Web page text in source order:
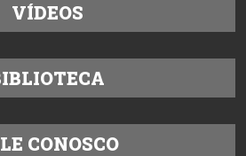
VÍDEOS
CONOSCO